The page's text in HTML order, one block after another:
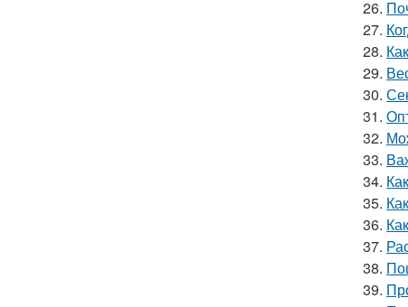
26.
27.
28.
29.
30.
31.
32.
33.
34.
35.
36.
37.
38.
39.